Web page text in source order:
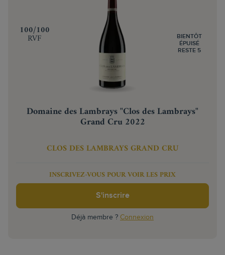
‍100/100
RVF
Domaine des Lambrays "Clos des Lambrays"
Grand Cru 2022
CLOS DES LAMBRAYS GRAND CRU
BIENTÔT
ÉPUISÉ
RESTE 5
INSCRIVEZ-VOUS POUR VOIR LES PRIX
S'inscrire
Déjà membre ? Connexion